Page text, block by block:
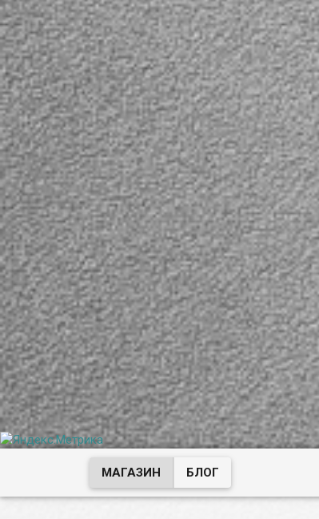
МАГАЗИН БЛОГ